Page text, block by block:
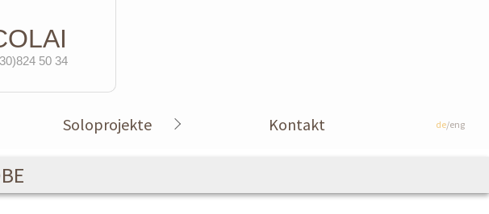
50 34
Soloprojekte Kontakt de/eng